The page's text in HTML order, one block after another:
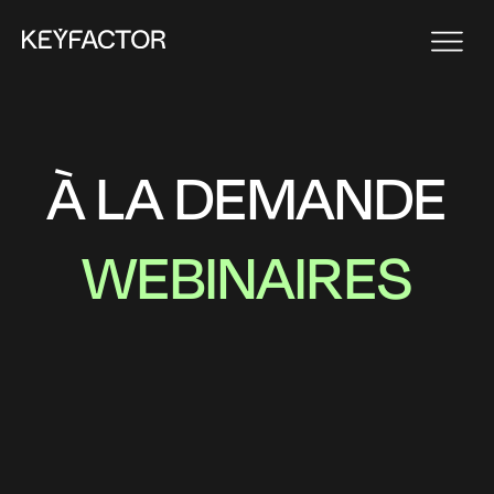
À LA DEMANDE
WEBINAIRES